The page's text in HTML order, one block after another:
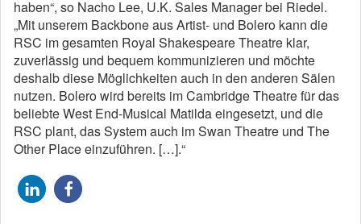
haben“, so Nacho Lee, U.K. Sales Manager bei Riedel.
„Mit unserem Backbone aus Artist- und Bolero kann die
RSC im gesamten Royal Shakespeare Theatre klar,
zuverlässig und bequem kommunizieren und möchte
deshalb diese Möglichkeiten auch in den anderen Sälen
nutzen. Bolero wird bereits im Cambridge Theatre für das
beliebte West End-Musical Matilda eingesetzt, und die
RSC plant, das System auch im Swan Theatre und The
Other Place einzuführen. […].“